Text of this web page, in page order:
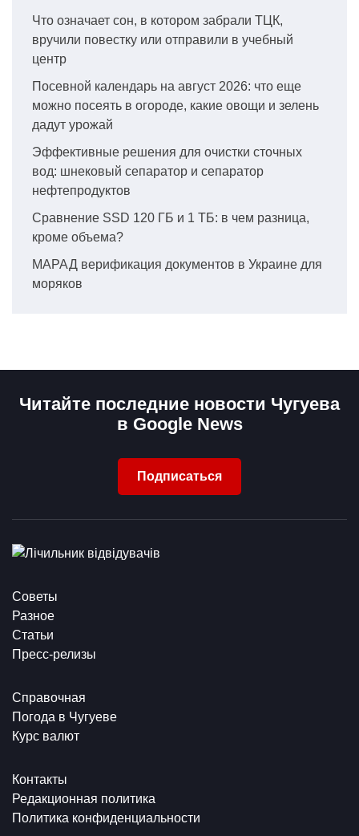
Что означает сон, в котором забрали ТЦК,
вручили повестку или отправили в учебный
центр
Посевной календарь на август 2026: что еще
можно посеять в огороде, какие овощи и зелень
дадут урожай
Эффективные решения для очистки сточных
вод: шнековый сепаратор и сепаратор
нефтепродуктов
Сравнение SSD 120 ГБ и 1 ТБ: в чем разница,
кроме объема?
МАРАД верификация документов в Украине для
моряков
Читайте последние новости Чугуева
в Google News
Подписаться
Советы
Разное
Статьи
Пресс-релизы
Справочная
Погода в Чугуеве
Курс валют
Контакты
Редакционная политика
Политика конфиденциальности